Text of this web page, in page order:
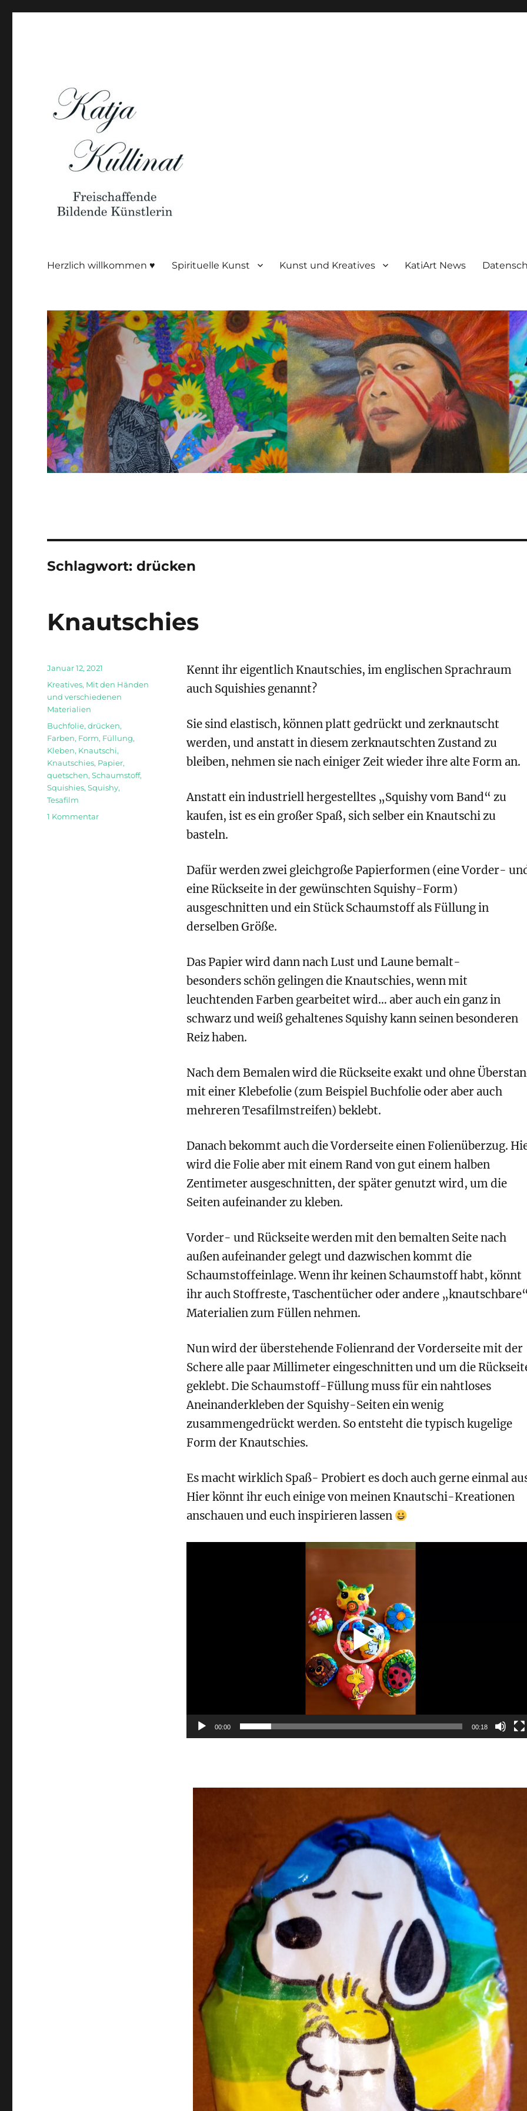
Herzlich willkommen ♥ Spirituelle Kunst Kunst und Kreatives KatiArt News
Schlagwort:drücken
Knautschies
Kennt ihr eigentlich Knautschies, im englischen Sprachraum
auch Squishies genannt?
Sie sind elastisch, können platt gedrückt und zerknautscht
werden, und anstatt in diesem zerknautschten Zustand zu
bleiben, nehmen sie nach einiger Zeit wieder ihre alte Form an.
Anstatt ein industriell hergestelltes „Squishy vom Band“ zu
kaufen, ist es ein großer Spaß, sich selber ein Knautschi zu
basteln.
Dafür werden zwei gleichgroße Papierformen (eine Vorder-
eine Rückseite in der gewünschten Squishy-Form)
ausgeschnitten und ein Stück Schaumstoff als Füllung in
derselben Größe.
Das Papier wird dann nach Lust und Laune bemalt-
besonders schön gelingen die Knautschies, wenn mit
leuchtenden Farben gearbeitet wird… aber auch ein ganz in
schwarz und weiß gehaltenes Squishy kann seinen besonderen
Reiz haben.
Nach dem Bemalen wird die Rückseite exakt und ohne
mit einer Klebefolie (zum Beispiel Buchfolie oder aber auch
mehreren Tesafilmstreifen) beklebt.
Danach bekommt auch die Vorderseite einen Folienüberzug.
wird die Folie aber mit einem Rand von gut einem halben
Zentimeter ausgeschnitten, der später genutzt wird, um die
Seiten aufeinander zu kleben.
Vorder- und Rückseite werden mit den bemalten Seite nach
außen aufeinander gelegt und dazwischen kommt die
Schaumstoffeinlage. Wenn ihr keinen Schaumstoff habt, könnt
ihr auch Stoffreste, Taschentücher oder andere
Materialien zum Füllen nehmen.
Nun wird der überstehende Folienrand der Vorderseite mit der
Schere alle paar Millimeter eingeschnitten und um die
geklebt. Die Schaumstoff-Füllung muss für ein nahtloses
Aneinanderkleben der Squishy-Seiten ein wenig
zusammengedrückt werden. So entsteht die typisch kugelige
Form der Knautschies.
Es macht wirklich Spaß- Probiert es doch auch gerne einmal
Hier könnt ihr euch einige von meinen Knautschi-Kreationen
anschauen und euch inspirieren lassen
00:00 00:18
Veröffentlicht
Januar 12, 2021
Kategorien
Kreatives, Mit den Händen
und verschiedenen
Materialien
Schlagwörter
Buchfolie,drücken,
Farben, Form, Füllung,
Kleben, Knautschi,
Knautschies, Papier,
quetschen,Schaumstoff,
Squishies,Squishy,
Tesafilm
1 Kommentarzu